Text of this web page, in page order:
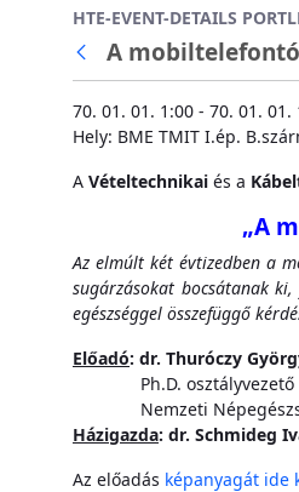
Ugrás a fő tartalomhoz
HTE-EVENT-DETAILS
A
70. 01. 01. 1:00 - 70. 01. 01.
Hely: BME TMIT I.ép.
A Vételtechnikai és a
„A
Az elmúlt két évtizedben a
sugárzásokat bocsátanak
egészséggel összefüggő
Előadó: dr. Thuróczy
Ph.D. osztályvezető
Nemzeti
Házigazda: dr. Schmideg
Az előadás képanyagát ide